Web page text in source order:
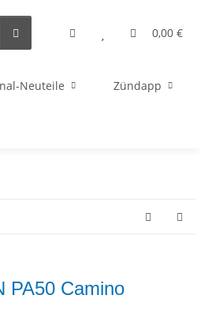
0,00 €
Neuteile Zündapp
PA50 Camino